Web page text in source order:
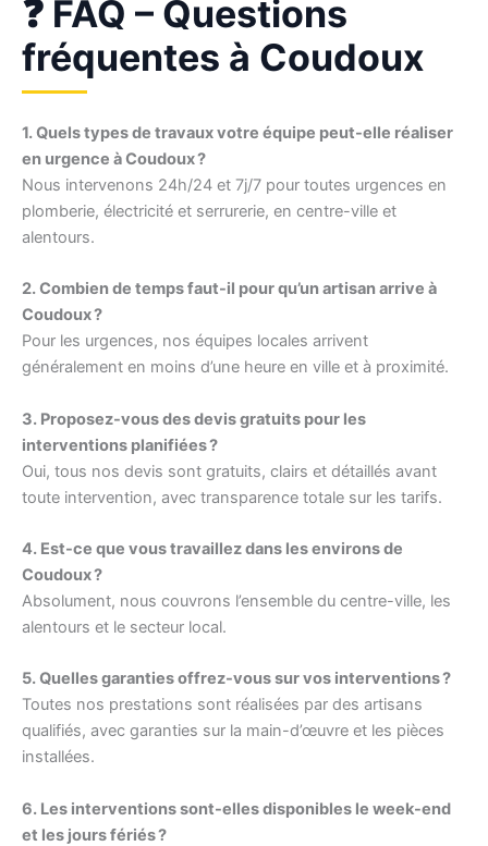
❓ FAQ – Questions
fréquentes à Coudoux
1. Quels types de travaux votre équipe peut-elle réaliser
en urgence à Coudoux ?
Nous intervenons 24h/24 et 7j/7 pour toutes urgences en
plomberie, électricité et serrurerie, en centre-ville et
alentours.
2. Combien de temps faut-il pour qu’un artisan arrive à
Coudoux ?
Pour les urgences, nos équipes locales arrivent
généralement en moins d’une heure en ville et à proximité.
3. Proposez-vous des devis gratuits pour les
interventions planifiées ?
Oui, tous nos devis sont gratuits, clairs et détaillés avant
toute intervention, avec transparence totale sur les tarifs.
4. Est-ce que vous travaillez dans les environs de
Coudoux ?
Absolument, nous couvrons l’ensemble du centre-ville, les
alentours et le secteur local.
5. Quelles garanties offrez-vous sur vos interventions ?
Toutes nos prestations sont réalisées par des artisans
qualifiés, avec garanties sur la main-d’œuvre et les pièces
installées.
6. Les interventions sont-elles disponibles le week-end
et les jours fériés ?